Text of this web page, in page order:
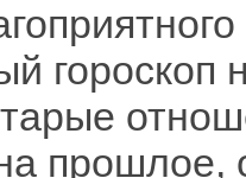
гороскоп
прошлое,